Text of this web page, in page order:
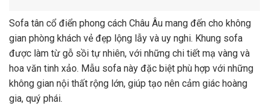
Sofa tân cổ điển phong cách Châu Âu mang đến cho không
gian phòng khách vẻ đẹp lộng lẫy và uy nghi. Khung sofa
được làm từ gỗ sồi tự nhiên, với những chi tiết mạ vàng và
hoa văn tinh xảo. Mẫu sofa này đặc biệt phù hợp với những
không gian nội thất rộng lớn, giúp tạo nên cảm giác hoàng
gia, quý phái.